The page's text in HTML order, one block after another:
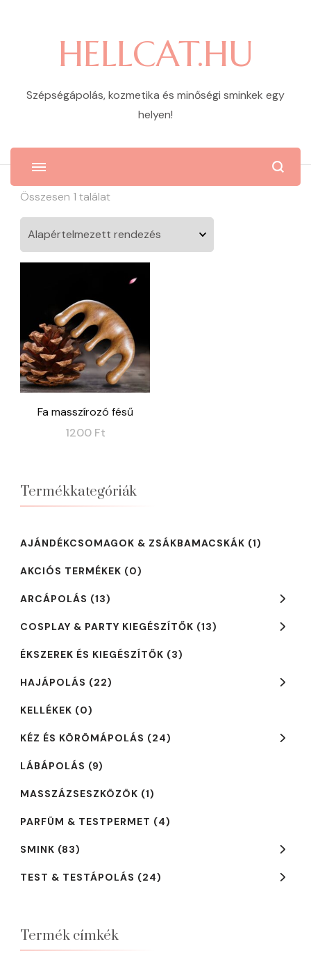
HELLCAT.HU
Szépségápolás, kozmetika és minőségi sminkek egy
helyen!
Összesen 1 találat
Fa masszírozó fésű
1200 Ft
Termékkategóriák
AJÁNDÉKCSOMAGOK & ZSÁKBAMACSKÁK (1)
AKCIÓS TERMÉKEK (0)
ARCÁPOLÁS (13)
COSPLAY & PARTY KIEGÉSZÍTŐK (13)
ÉKSZEREK ÉS KIEGÉSZÍTŐK (3)
HAJÁPOLÁS (22)
KELLÉKEK (0)
KÉZ ÉS KÖRÖMÁPOLÁS (24)
LÁBÁPOLÁS (9)
MASSZÁZSESZKÖZÖK (1)
PARFÜM & TESTPERMET (4)
SMINK (83)
TEST & TESTÁPOLÁS (24)
Termék címkék